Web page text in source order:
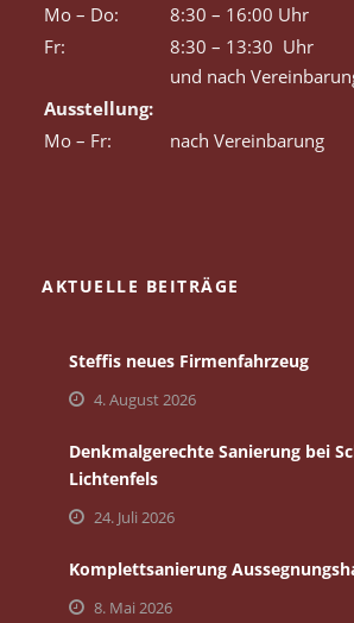
Mo – Do:
8:30 – 16:00 Uhr
Fr:
8:30 – 13:30 Uhr
und nach
Ausstellung:
Mo – Fr:
nach Vereinbarung
AKTUELLE BEITRÄGE
Steffis neues Firmenfahrzeug
4. August 2026
Denkmalgerechte Sanierung bei
Lichtenfels
24. Juli 2026
Komplettsanierung
8. Mai 2026